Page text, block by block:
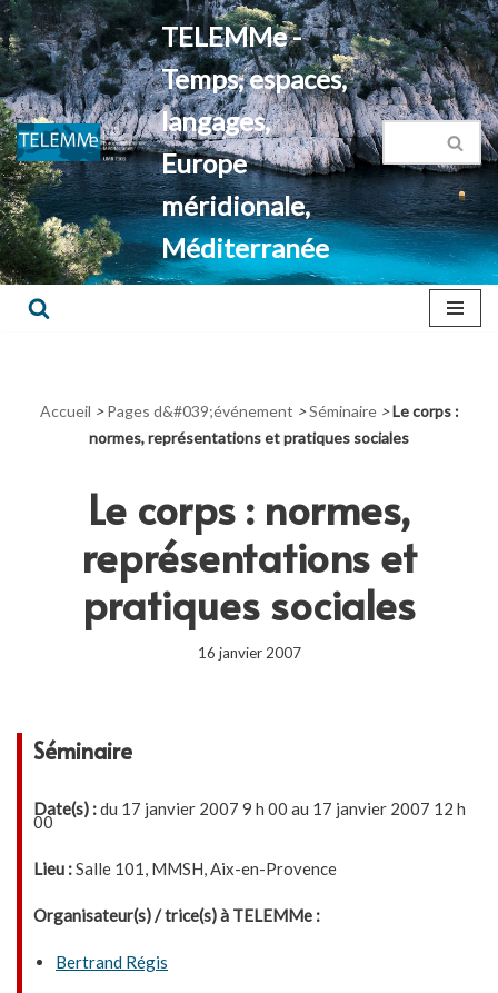
Aller
au
contenu
TELEMMe -
Temps, espaces,
langages,
Europe
méridionale,
Méditerranée
Accueil > Pages d&#039;événement > Séminaire > Le corps :
normes, représentations et pratiques sociales
Le corps : normes,
représentations et
pratiques sociales
16 janvier 2007
Séminaire
Date(s) :du 17 janvier 2007 9 h 00 au 17 janvier 2007 12 h
00
Lieu :Salle 101, MMSH, Aix-en-Provence
Organisateur(s) / trice(s) à TELEMMe :
Bertrand Régis